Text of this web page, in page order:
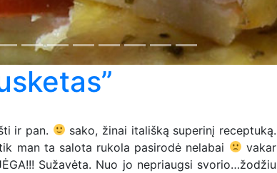
ir pan.
sako, žinai itališką superinį receptuką.
man ta salota rukola pasirodė nelabai
vakar
Sužavėta. Nuo jo nepriaugsi svorio…žodžiu